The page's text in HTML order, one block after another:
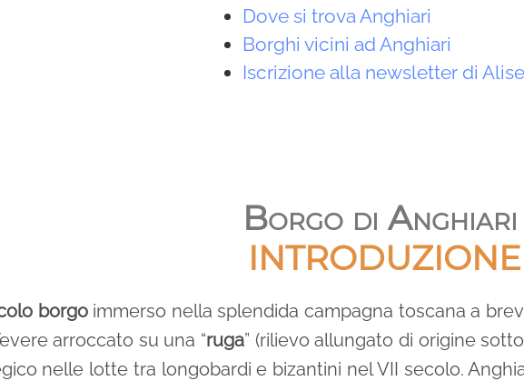
Dove si trova Anghiari
Borghi vicini ad Anghiari
Iscrizione alla newsletter di
Borgo di Anghiari
INTRODUZIONE
borgoimmerso nella splendida campagna toscana a
arroccato su una “ruga” (rilievo allungato di origine
nelle lotte tra longobardi e bizantini nel VII secolo.